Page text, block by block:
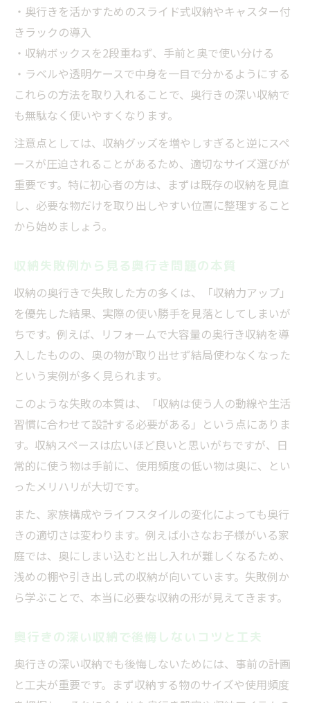
奥行きのある収納で後悔しない実践例
・奥行きを活かすためのスライド式収納やキャスター付
きラックの導入
・収納ボックスを2段重ねず、手前と奥で使い分ける
・ラベルや透明ケースで中身を一目で分かるようにする
これらの方法を取り入れることで、奥行きの深い収納で
も無駄なく使いやすくなります。
注意点としては、収納グッズを増やしすぎると逆にスペ
ースが圧迫されることがあるため、適切なサイズ選びが
重要です。特に初心者の方は、まずは既存の収納を見直
し、必要な物だけを取り出しやすい位置に整理すること
から始めましょう。
収納失敗例から見る奥行き問題の本質
収納の奥行きで失敗した方の多くは、「収納力アップ」
を優先した結果、実際の使い勝手を見落としてしまいが
ちです。例えば、リフォームで大容量の奥行き収納を導
入したものの、奥の物が取り出せず結局使わなくなった
という実例が多く見られます。
このような失敗の本質は、「収納は使う人の動線や生活
習慣に合わせて設計する必要がある」という点にありま
す。収納スペースは広いほど良いと思いがちですが、日
常的に使う物は手前に、使用頻度の低い物は奥に、とい
ったメリハリが大切です。
また、家族構成やライフスタイルの変化によっても奥行
きの適切さは変わります。例えば小さなお子様がいる家
庭では、奥にしまい込むと出し入れが難しくなるため、
浅めの棚や引き出し式の収納が向いています。失敗例か
ら学ぶことで、本当に必要な収納の形が見えてきます。
奥行きの深い収納で後悔しないコツと工夫
奥行きの深い収納でも後悔しないためには、事前の計画
と工夫が重要です。まず収納する物のサイズや使用頻度